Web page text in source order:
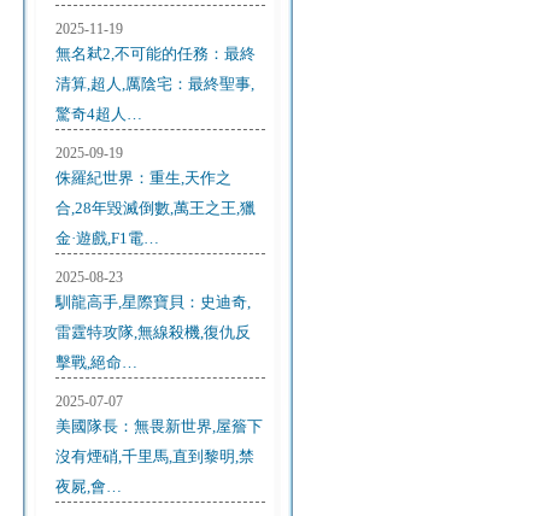
2025-11-19
無名弒2,不可能的任務：最終
清算,超人,厲陰宅：最終聖事,
驚奇4超人…
2025-09-19
侏羅紀世界：重生,天作之
合,28年毀滅倒數,萬王之王,獵
金·遊戲,F1電…
2025-08-23
馴龍高手,星際寶貝：史迪奇,
雷霆特攻隊,無線殺機,復仇反
擊戰,絕命…
2025-07-07
美國隊長：無畏新世界,屋簷下
沒有煙硝,千里馬,直到黎明,禁
夜屍,會…